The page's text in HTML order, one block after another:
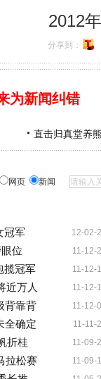
2012年1
分享到：
为新闻纠错
直击归真堂养
网页 新闻
12-02-
冠军
11-12-
位
11-12-
揽冠军
11-12-
近万人
11-12-
背靠背
11-11-
全确定
11-09-
折桂
11-09-
拉松赛